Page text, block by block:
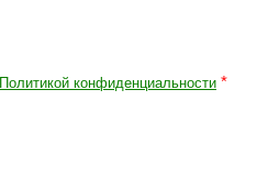
Политикой конфиденциальности *